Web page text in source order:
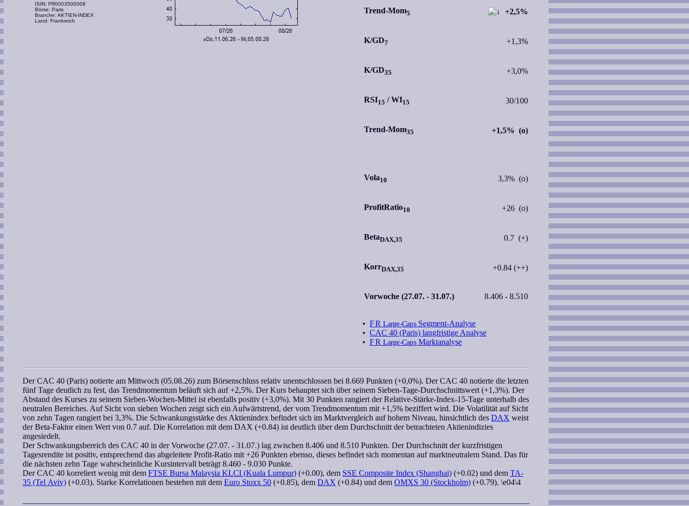
ISIN: FR0003500008
Börse: Paris
Branche: AKTIEN-INDEX
Land: Frankreich
Trend-Mom5 +2,5%
K/GD7 +1,3%
K/GD35 +3,0%
RSI15 /WI15 30/100
Trend-Mom35 +1,5% (o)
Vola10 3,3% (o)
ProfitRatio10 +26 (o)
BetaDAX,35 0.7 (+)
KorrDAX,35 +0.84 (++)
Vorwoche (27.07. - 31.07.) 8.406 - 8.510
• FR Large-CapsSegment-Analyse
• CAC 40 (Paris) langfristige Analyse
• FR Large-CapsMarktanalyse
DerCAC 40 (Paris) notierte am Mittwoch (05.08.26) zum Börsenschluss relativ unentschlossen bei 8.669 Punkten (+0,0%). DerCAC 40 notierte die letzten
fünf Tage deutlich zu fest, das Trendmomentum beläuft sich auf +2,5%. Der Kurs behauptet sich über seinem Sieben-Tage-Durchschnittswert (+1,3%). Der
Abstand des Kurses zu seinem Sieben-Wochen-Mittel ist ebenfalls positiv (+3,0%). Mit 30 Punkten rangiert derRelative-Stärke-Index-15-Tage unterhalb des
neutralen Bereiches. Auf Sicht von sieben Wochen zeigt sich ein Aufwärtstrend, der vom Trendmomentum mit +1,5% beziffert wird. Die Volatilität auf Sicht
von zehn Tagen rangiert bei 3,3%. Die Schwankungsstärke des Aktienindex befindet sich im Marktvergleich auf hohem Niveau, hinsichtlich des DAX weist
derBeta-Faktoreinen Wert von 0.7 auf. Die Korrelation mit dem DAX (+0.84) ist deutlich über dem Durchschnitt der betrachteten Aktienindizies
angesiedelt.
Der Schwankungsbereich des CAC 40 in der Vorwoche (27.07. - 31.07.) lag zwischen 8.406 und 8.510 Punkten. Der Durchschnitt der kurzfristigen
Tagesrendite ist positiv, entsprechend das abgeleitete Profit-Ratio mit +26 Punkten ebenso, dieses befindet sich momentan auf marktneutralem Stand. Das für
die nächsten zehn Tage wahrscheinliche Kursintervall beträgt 8.460 - 9.030 Punkte.
DerCAC 40 korreliert wenig mit dem FTSE Bursa Malaysia KLCI (Kuala Lumpur) (+0.00), dem SSE Composite Index (Shanghai) (+0.02) und dem TA-
35 (Tel Aviv) (+0.03). Starke Korrelationen bestehen mit dem Euro Stoxx 50 (+0.85), dem DAX (+0.84) und dem OMXS 30 (Stockholm) (+0.79). \e04\4